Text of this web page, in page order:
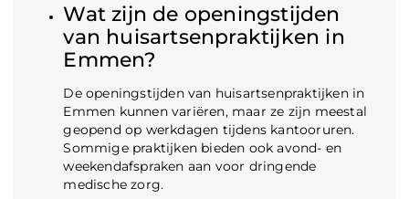
Wat zijn de openingstijden
van huisartsenpraktijken in
Emmen?
De openingstijden van huisartsenpraktijken in
Emmen kunnen variëren, maar ze zijn meestal
geopend op werkdagen tijdens kantooruren.
Sommige praktijken bieden ook avond- en
weekendafspraken aan voor dringende
medische zorg.